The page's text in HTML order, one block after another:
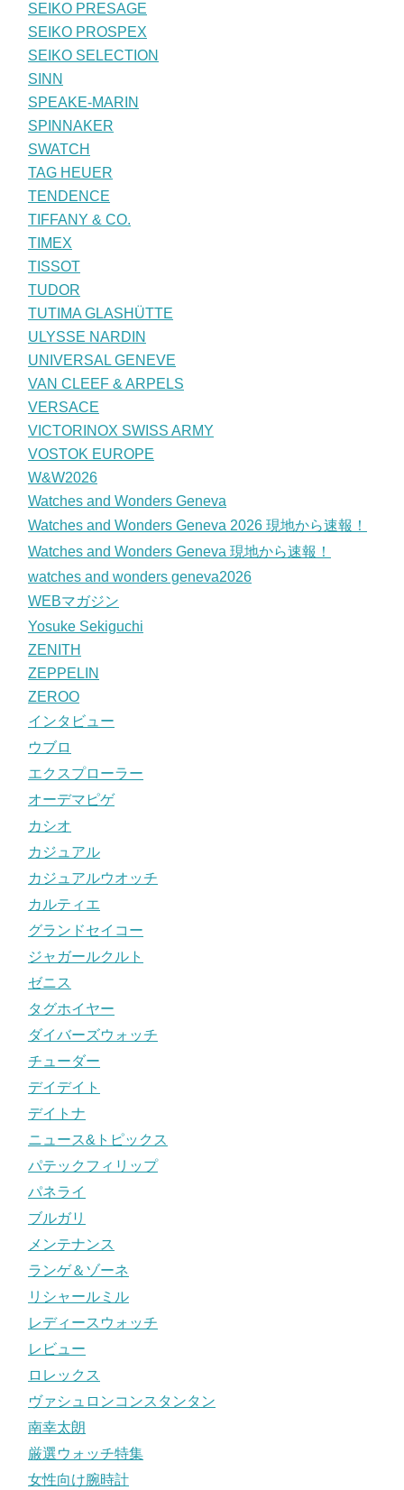
SEIKO PRESAGE
SEIKO PROSPEX
SEIKO SELECTION
SINN
SPEAKE-MARIN
SPINNAKER
SWATCH
TAG HEUER
TENDENCE
TIFFANY & CO.
TIMEX
TISSOT
TUDOR
TUTIMA GLASHÜTTE
ULYSSE NARDIN
UNIVERSAL GENEVE
VAN CLEEF & ARPELS
VERSACE
VICTORINOX SWISS ARMY
VOSTOK EUROPE
W&W2026
Watches and Wonders Geneva
Watches and Wonders Geneva 2026 現地から速報！
Watches and Wonders Geneva 現地から速報！
watches and wonders geneva2026
WEBマガジン
Yosuke Sekiguchi
ZENITH
ZEPPELIN
ZEROO
インタビュー
ウブロ
エクスプローラー
オーデマピゲ
カシオ
カジュアル
カジュアルウオッチ
カルティエ
グランドセイコー
ジャガールクルト
ゼニス
タグホイヤー
ダイバーズウォッチ
チューダー
デイデイト
デイトナ
ニュース&トピックス
パテックフィリップ
パネライ
ブルガリ
メンテナンス
ランゲ＆ゾーネ
リシャールミル
レディースウォッチ
レビュー
ロレックス
ヴァシュロンコンスタンタン
南幸太朗
厳選ウォッチ特集
女性向け腕時計